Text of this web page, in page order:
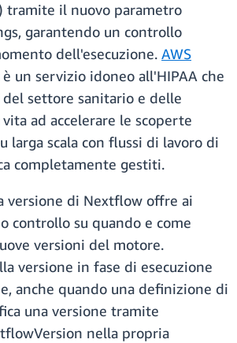
tramite il nuovo parametro
garantendo un controllo
dell'esecuzione. AWS
è un servizio idoneo all'HIPAA che
settore sanitario e delle
ad accelerare le scoperte
larga scala con flussi di lavoro di
completamente gestiti.
versione di Nextflow offre ai
controllo su quando e come
versioni del motore.
versione in fase di esecuzione
anche quando una definizione di
una versione tramite
nella propria